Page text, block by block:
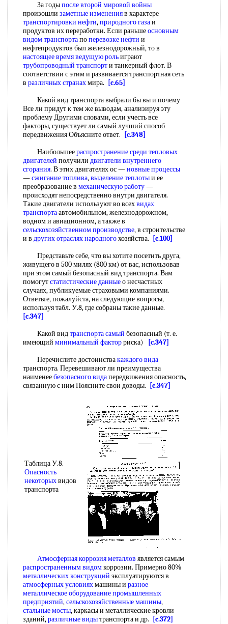
За годыпосле второй мировой войны
произошли заметные измененияв характере
транспортировки нефти,природного газаи
продуктов их переработки. Если раньшеосновным
видом транспортапоперевозке нефти и
нефтепродуктов был железнодорожный, то в
настоящее времяведущую рольиграют
трубопроводный транспорти танкерный флот. В
соответствии с этим и развивается транспортная сеть
в различных странахмира.
[c.65]
Какой вид транспорта выбрали бы вы и почему
Все ли придут к тем же выводам, анализируя эту
проблему Другими словами, если учесть все
факторы, существует ли самый лучший способ
передвижения Объясните ответ.
[c.348]
Наибольшеераспространение среди тепловых
двигателей получили двигатели внутреннего
сгорания. В этих двигателях ос —новные процессы
—сжигание топлива,выделение теплотыи ее
преобразование в механическую работу—
происходят непосредственно внутри двигателя.
Такие двигатели используют во всехвидах
транспортаавтомобильном, железнодорожном,
водном и авиационном, а также в
сельскохозяйственном производстве, в строительстве
и в других отраслях народногохозяйства.
[c.100]
Представьте себе, что вы хотите посетить друга,
живущего в 500 милях (800 км) от вас, использовав
при этом самый безопасный вид транспорта. Вам
помогутстатистические данныео несчастных
случаях, публикуемые страховыми компаниями.
Ответьте, пожалуйста, на следующие вопросы,
используя табл. У.8, где собраны такие данные.
[c.347]
Какой видтранспорта самый безопасный (т. е.
имеющий минимальный факторриска)
[c.347]
Перечислите достоинствакаждого вида
транспорта. Перевешивают ли преимущества
наименеебезопасного видапередвижения опасность,
связанную с ним Поясните свои доводы.
[c.347]
Таблица У.8.
Опасность
некоторыхвидов
транспорта
Атмосферная коррозия металлов является самым
распространенным видомкоррозии. Примерно 80%
металлических конструкций эксплуатируются в
атмосферных условияхмашины и разное
металлическоеоборудование промышленных
предприятий,сельскохозяйственные машины,
стальные мосты, каркасы и металлические кровли
зданий,различные видытранспорта и др. [c.372]